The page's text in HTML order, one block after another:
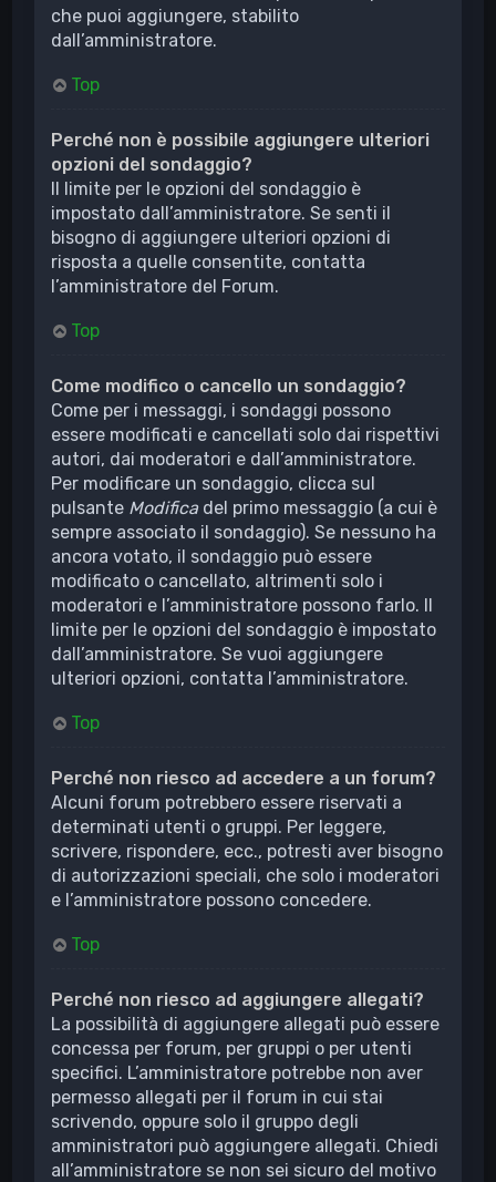
che puoi aggiungere, stabilito
dall’amministratore.
Top
Perché non è possibile aggiungere ulteriori
opzioni del sondaggio?
Il limite per le opzioni del sondaggio è
impostato dall’amministratore. Se senti il
bisogno di aggiungere ulteriori opzioni di
risposta a quelle consentite, contatta
l’amministratore del Forum.
Top
Come modifico o cancello un sondaggio?
Come per i messaggi, i sondaggi possono
essere modificati e cancellati solo dai rispettivi
autori, dai moderatori e dall’amministratore.
Per modificare un sondaggio, clicca sul
pulsante Modificadel primo messaggio (a cui è
sempre associato il sondaggio). Se nessuno ha
ancora votato, il sondaggio può essere
modificato o cancellato, altrimenti solo i
moderatori e l’amministratore possono farlo. Il
limite per le opzioni del sondaggio è impostato
dall’amministratore. Se vuoi aggiungere
ulteriori opzioni, contatta l’amministratore.
Top
Perché non riesco ad accedere a un forum?
Alcuni forum potrebbero essere riservati a
determinati utenti o gruppi. Per leggere,
scrivere, rispondere, ecc., potresti aver bisogno
di autorizzazioni speciali, che solo i moderatori
e l’amministratore possono concedere.
Top
Perché non riesco ad aggiungere allegati?
La possibilità di aggiungere allegati può essere
concessa per forum, per gruppi o per utenti
specifici. L’amministratore potrebbe non aver
permesso allegati per il forum in cui stai
scrivendo, oppure solo il gruppo degli
amministratori può aggiungere allegati. Chiedi
all’amministratore se non sei sicuro del motivo